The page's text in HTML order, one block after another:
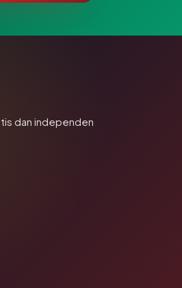
dan independen